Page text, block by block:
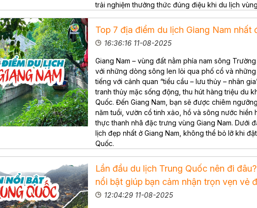
trải nghiệm thưởng thức đúng điệu khi du lịch
Top 7 địa điểm du lịch Giang Nam nhất
16:36:16 11-08-2025
Giang Nam – vùng đất nằm phía nam sông
với những dòng sông len lỏi qua phố cổ và
tiếng với cảnh quan “tiểu cầu – lưu thủy – nhân
tranh thủy mặc sống động, thu hút hàng triệu du
Quốc. Đến Giang Nam, bạn sẽ được chiêm
năm tuổi, vườn cổ tinh xảo, hồ và sông nước hiền
thực thanh nhã đặc trưng vùng Giang Nam. Dưới
lịch đẹp nhất ở Giang Nam, không thể bỏ lỡ khi
Quốc.
Lần đầu du lịch Trung Quốc nên đi
nổi bật giúp bạn cảm nhận trọn vẹn vẻ
12:04:29 11-08-2025